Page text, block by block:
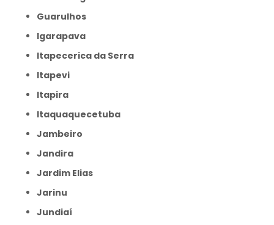
Guarulhos
Igarapava
Itapecerica da Serra
Itapevi
Itapira
Itaquaquecetuba
Jambeiro
Jandira
Jardim Elias
Jarinu
Jundiaí